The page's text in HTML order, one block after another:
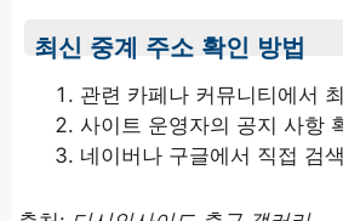
최신 중계 주소 확인 방법
관련 카페나 커뮤니티에서
사이트 운영자의 공지 사항
네이버나 구글에서 직접 검색